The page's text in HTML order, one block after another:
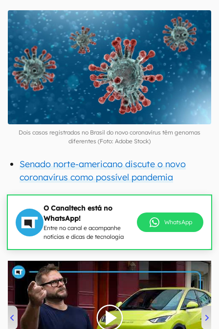
Dois casos registrados no Brasil do novo coronavírus têm genomas
diferentes (Foto: Adobe Stock)
Senado norte-americano discute o novo
coronavírus como possível pandemia
O Canaltech está no
WhatsApp!
Entre no canal e acompanhe
notícias e dicas de tecnologia
WhatsApp